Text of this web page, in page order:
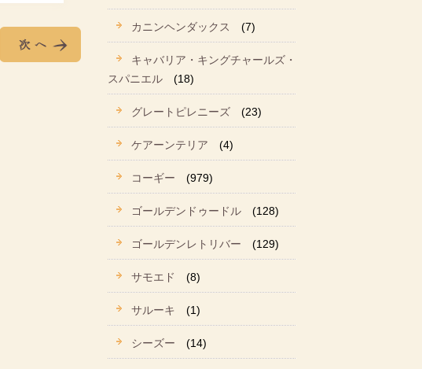
カニンヘンダックス (7)
キャバリア・キングチャールズ・
スパニエル
(18)
グレートピレニーズ (23)
ケアーンテリア (4)
コーギー (979)
ゴールデンドゥードル (128)
ゴールデンレトリバー (129)
サモエド (8)
サルーキ (1)
シーズー (14)